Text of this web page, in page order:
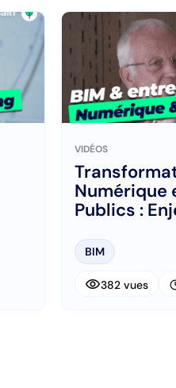
VIDÉOS
Numérique
Publics :
BIM
visibility382 vues